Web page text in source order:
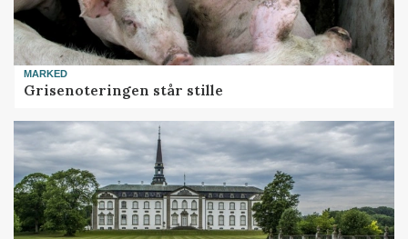
MARKED
Grisenoteringen står stille